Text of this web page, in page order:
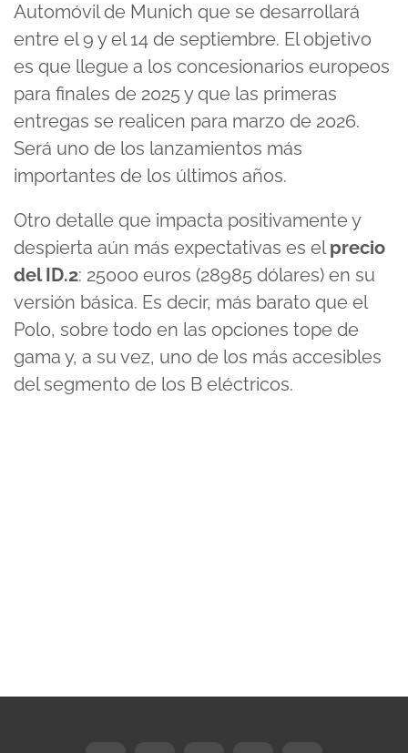
Automóvil de Munich que se desarrollará
entre el 9 y el 14 de septiembre. El objetivo
es que llegue a los concesionarios europeos
para finales de 2025 y que las primeras
entregas se realicen para marzo de 2026.
Será uno de los lanzamientos más
importantes de los últimos años.
Otro detalle que impacta positivamente y
despierta aún más expectativas es elprecio
del ID.2: 25000 euros (28985 dólares) en su
versión básica. Es decir, más barato que el
Polo, sobre todo en las opciones tope de
gama y, a su vez, uno de los más accesibles
del segmento de los B eléctricos.